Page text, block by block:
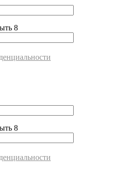
8
8